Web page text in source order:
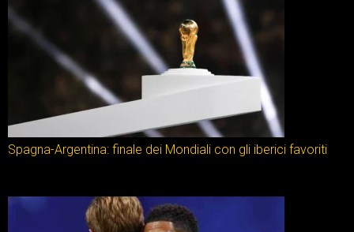
Spagna-Argentina: finale dei Mondiali con gli iberici favoriti